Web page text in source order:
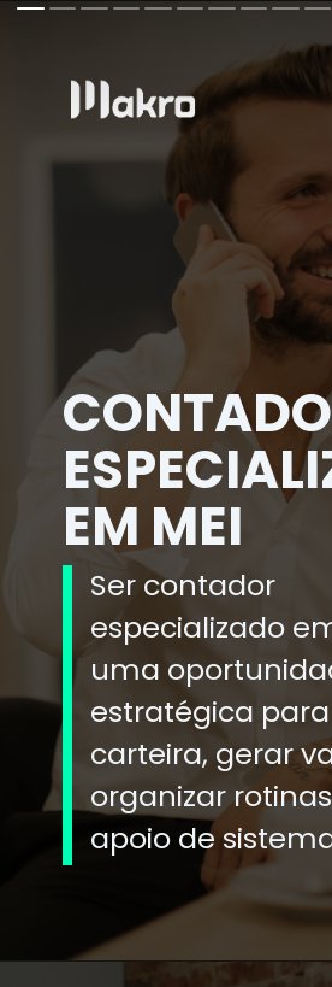
EM MEI
Ser contador
especializado
uma
estratégica
carteira, gerar
organizar
apoio de